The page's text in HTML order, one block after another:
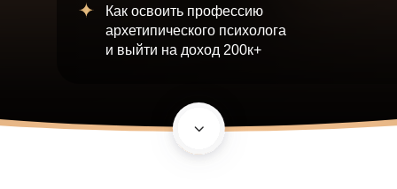
Как освоить профессию
архетипического психолога
и выйти на доход 200к+